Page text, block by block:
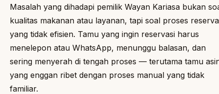
Masalah yang dihadapi pemilik Wayan Kariasa bukan
kualitas makanan atau layanan, tapi soal proses
yang tidak efisien. Tamu yang ingin reservasi harus
menelepon atau WhatsApp, menunggu balasan, dan
sering menyerah di tengah proses — terutama tamu
yang enggan ribet dengan proses manual yang tidak
familiar.